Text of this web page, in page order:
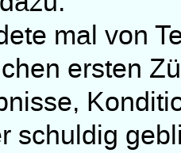
mal von
ersten
schuldig